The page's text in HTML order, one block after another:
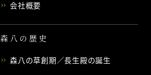
会社概要
森八の歴史
森八の草創期／長生殿の誕生